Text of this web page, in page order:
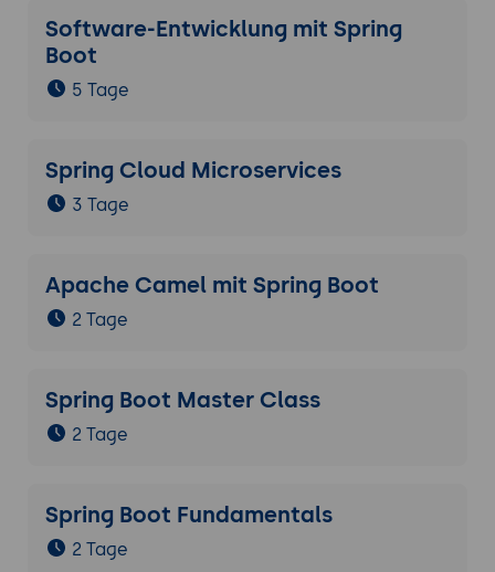
Software-Entwicklung mit Spring
Boot
5 Tage
Spring Cloud Microservices
3 Tage
Apache Camel mit Spring Boot
2 Tage
Spring Boot Master Class
2 Tage
Spring Boot Fundamentals
2 Tage